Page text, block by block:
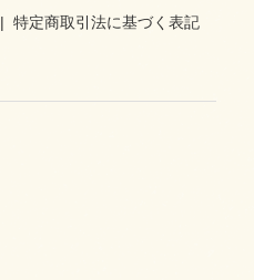
|特定商取引法に基づく表記